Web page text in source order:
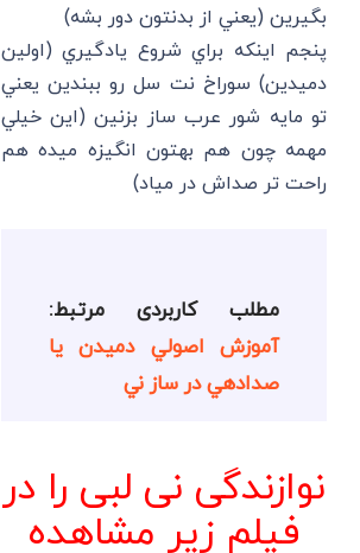
بگيرين (يعني از بدنتون دور بشه)
پنجم اينكه براي شروع يادگيري (اولين
دميدين) سوراخ نت سل رو ببندين يعني
تو مايه شور عرب ساز بزنين (اين خيلي
مهمه چون هم بهتون انگيزه ميده هم
راحت تر صداش در مياد)
مطلب کاربردی مرتبط:
آموزش اصولي دميدن يا
صدادهي در ساز ني
نوازندگی نی لبی را در
فیلم زیر مشاهده